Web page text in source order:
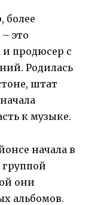
, более
это
и продюсер с
Родилась
штат
к музыке.
начала в
группой
они
альбомов.